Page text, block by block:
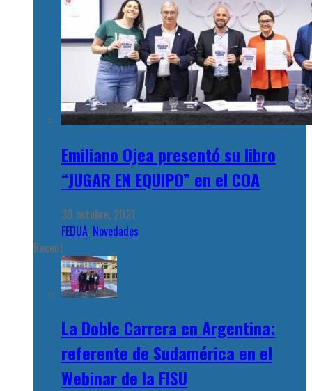
Emiliano Ojea presentó su libro
“JUGAR EN EQUIPO” en el COA
30 octubre, 2021
FEDUA, Novedades
Recent
La Doble Carrera en Argentina:
referente de Sudamérica en el
Webinar de la FISU